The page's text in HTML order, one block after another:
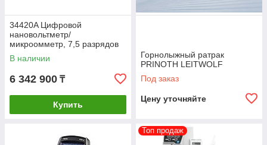
34420A Цифровой
нановольтметр/
микроомметр, 7,5 разрядов
В наличии
6 342 900 ₸
Купить
Горнолыжный ратрак
PRINOTH LEITWOLF
Под заказ
Цену уточняйте
Топ продаж